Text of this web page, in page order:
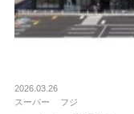
2026.03.26
スーパー
フジ